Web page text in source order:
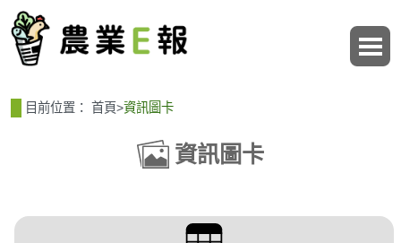
目前位置： 首頁>資訊圖卡
資訊圖卡
篩選、排序與主題分類